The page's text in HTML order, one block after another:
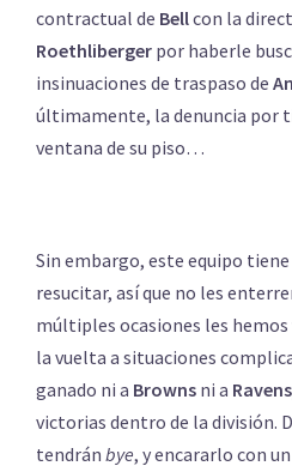
contractual de Bellcon la
Roethliberger por haberle
insinuaciones de traspaso de
últimamente, la denuncia por
ventana de su piso…
Sin embargo, este equipo
resucitar, así que no les
múltiples ocasiones les hemos
la vuelta a situaciones
ganado ni a Browns ni a Ravens
victorias dentro de la división.
tendrán bye, y encararlo con